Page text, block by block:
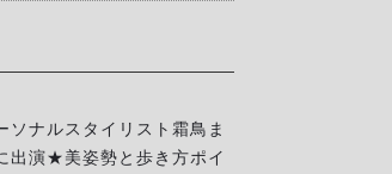
ソナルスタイリスト霜鳥ま
出演★美姿勢と歩き方ポイ